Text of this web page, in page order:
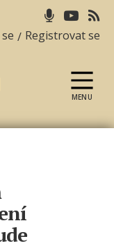
/ Registrovat se
MENU